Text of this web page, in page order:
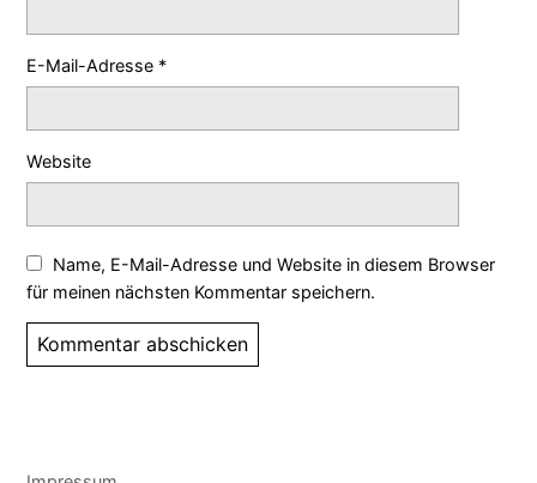
E-Mail-Adresse *
Website
Name, E-Mail-Adresse und Website in diesem Browser
für meinen nächsten Kommentar speichern.